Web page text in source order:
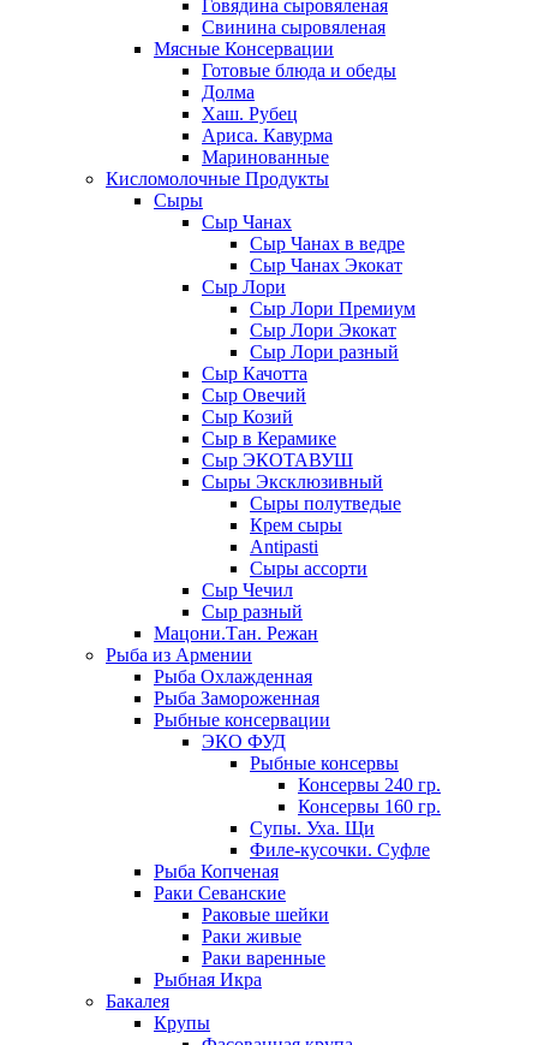
Говядина сыровяленая
Свинина сыровяленая
Мясные Консервации
Готовые блюда и обеды
Долма
Хаш. Рубец
Ариса. Кавурма
Маринованные
Кисломолочные Продукты
Сыры
Сыр Чанах
Сыр Чанах в ведре
Сыр Чанах Экокат
Сыр Лори
Сыр Лори Премиум
Сыр Лори Экокат
Сыр Лори разный
Сыр Качотта
Сыр Овечий
Сыр Козий
Сыр в Керамике
Сыр ЭКОТАВУШ
Сыры Эксклюзивный
Сыры полутведые
Крем сыры
Antipasti
Сыры ассорти
Сыр Чечил
Сыр разный
Мацони.Тан. Режан
Рыба из Армении
Рыба Охлажденная
Рыба Замороженная
Рыбные консервации
ЭКО ФУД
Рыбные консервы
Консервы 240 гр.
Консервы 160 гр.
Супы. Уха. Щи
Филе-кусочки. Суфле
Рыба Копченая
Раки Севанские
Раковые шейки
Раки живые
Раки варенные
Рыбная Икра
Бакалея
Крупы